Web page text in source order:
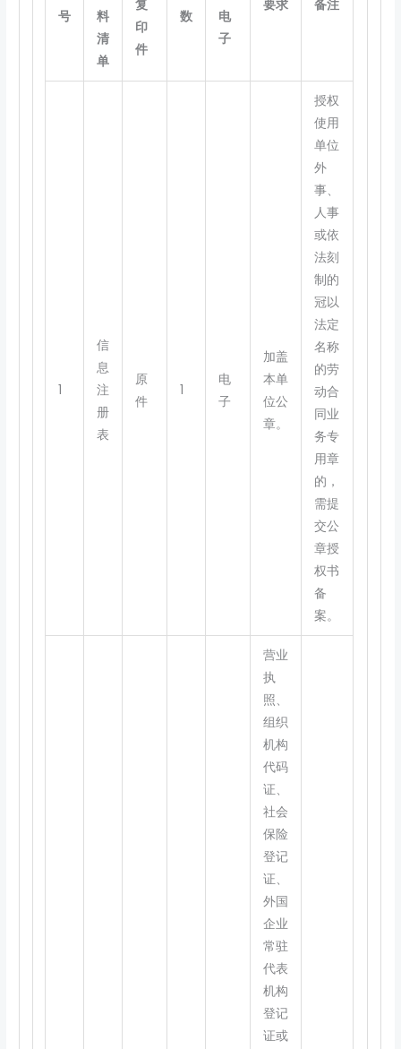
号
料
清
单
复
印
件
数
电
子
要求 备注
1
信
息
注
册
表
原
件
1
电
子
加盖
本单
位公
章。
授权
使用
单位
外
事、
人事
或依
法刻
制的
冠以
法定
名称
的劳
动合
同业
务专
用章
的，
需提
交公
章授
权书
备
案。
营业
执
照、
组织
机构
代码
证、
社会
保险
登记
证、
外国
企业
常驻
代表
机构
登记
证或